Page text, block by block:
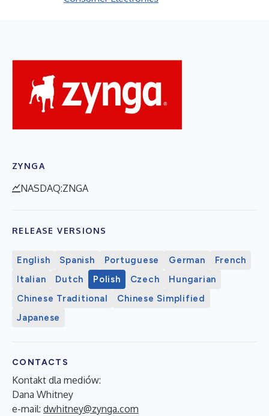
ZYNGA
NASDAQ:ZNGA
RELEASE VERSIONS
English Spanish Portuguese German
French
Italian
Dutch Polish Czech
Hungarian
Chinese Traditional
Chinese Simplified
Japanese
CONTACTS
Kontakt dla mediów:
Dana Whitney
e-mail: dwhitney@zynga.com